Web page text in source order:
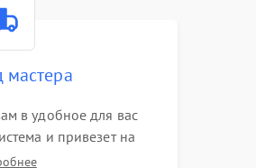
мастера
в удобное для вас
и привезет на